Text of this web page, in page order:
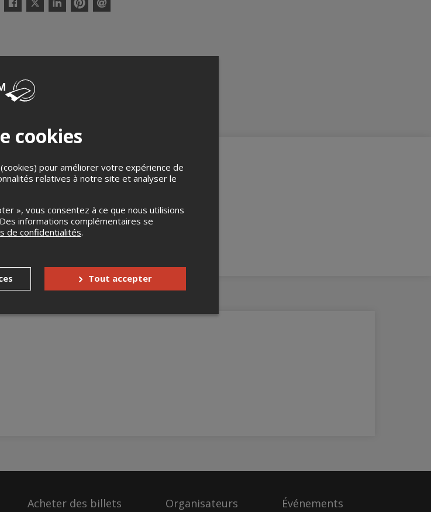
Facebook LinkedinPinterestEnvoyer
vous n'êtes pas un robot ci-bas.
Acheter des billets Organisateurs Événements
cookies
pour améliorer votre expérience de
relatives à notre site et analyser le
», vous consentez à ce que nous utilisions
informations complémentaires se
de confidentialités.
Tout accepter